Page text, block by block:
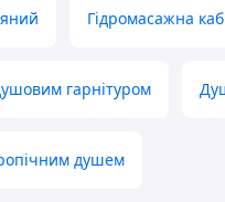
Гідромасажна
гарнітуром
душем